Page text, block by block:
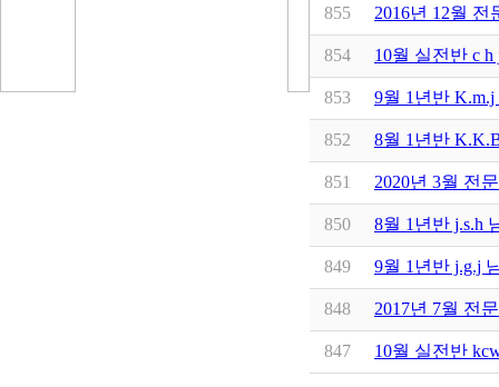
855 2016년 12월
854 10월 실전반 c
853 9월 1년반
852 8월 1년반
851 2020년 3월 전
850 8월 1년반 j.s.h
849 9월 1년반 j.g.j
848 2017년 7월 전
847 10월 실전반